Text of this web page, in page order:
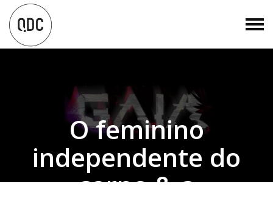
O feminino
independente do
corpo & a